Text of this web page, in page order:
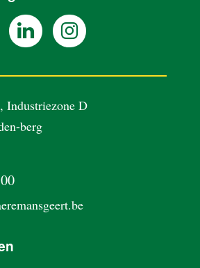
Industriezone D
berg